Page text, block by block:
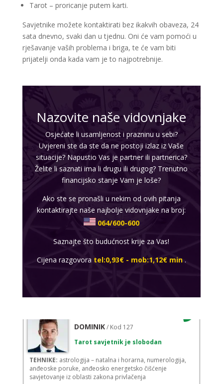
Tarot – proricanje putem karti.
Savjetnike možete kontaktirati bez ikakvih obaveza, 24
sata dnevno, svaki dan u tjednu. Oni će vam pomoći u
rješavanje vaših problema i briga, te će vam biti
prijatelji onda kada vam je to najpotrebnije.
Nazovite naše vidovnjake
Osjećate li usamljenost i prazninu u sebi?
Uvjereni ste da ste da ne postoji izlaz iz Vaše
situacije? Napustio Vas je partner ili partnerica?
Želite li saznati ima li drugu ili drugog? Trenutno
financijsko stanje Vam je loše?
Ako ste se pronašli u nekim od ovih pitanja
kontaktirajte naše najbolje vidovnjake na broj:
064/600-600
Saznajte što budućnost krije za Vas!
Cijena razgovora tel:0,93€ - mob:1,12€ min .
TEHNIKE:tarot, keltski križ, visak, anđeoske karte
Broj tel: 064/600-600
tel:0,93€ - mob:1,12€ min
MAJA / Kod 04
Tarot savjetnik je zauzet
TEHNIKE:
visak, sudbinske karte, numerologija, energija na daljinu,
energetsko čišćenje aure, anđeoske karte
Broj tel: 064/600-600
TEHNIKE:astrologija – natalna i horarna, numerologija,
anđeoske poruke, anđeosko energetsko čišćenje
savjetovanje iz oblasti zakona privlačenja